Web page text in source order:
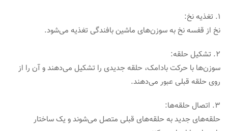
1. تغذیه نخ:
نخ از قفسه نخ به سوزن‌های ماشین بافندگی تغذیه می‌شود.
2. تشکیل حلقه:
سوزن‌ها با حرکت بادامک، حلقه جدیدی را تشکیل می‌دهند و آن را از
روی حلقه قبلی عبور می‌دهند.
3. اتصال حلقه‌ها:
حلقه‌های جدید به حلقه‌های قبلی متصل می‌شوند و یک ساختار